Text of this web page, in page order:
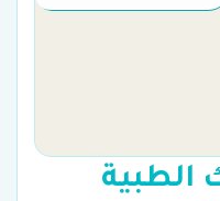
الطبية